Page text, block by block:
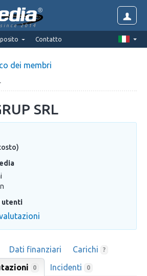
since 2014
Contatto
dei membri
SRL
utenti
Dati finanziari Carichi ?
0 Incidenti 0